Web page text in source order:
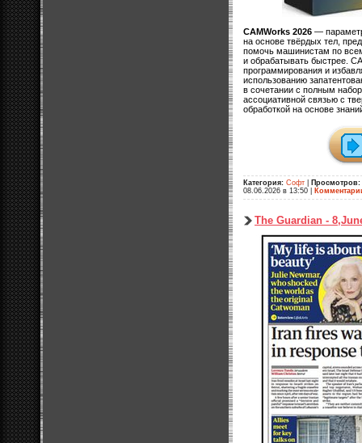
CAMWorks 2026 —
на основе твёрдых тел,
помочь машинистам по
и обрабатывать быстрее.
программирования и
использованию
в сочетании с полным
ассоциативной связью с
обработкой на основе
Категория: Софт Просмотров:
08.06.2026 в 13:50
The Guardian -